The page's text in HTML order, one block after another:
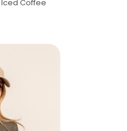
Iced Coffee